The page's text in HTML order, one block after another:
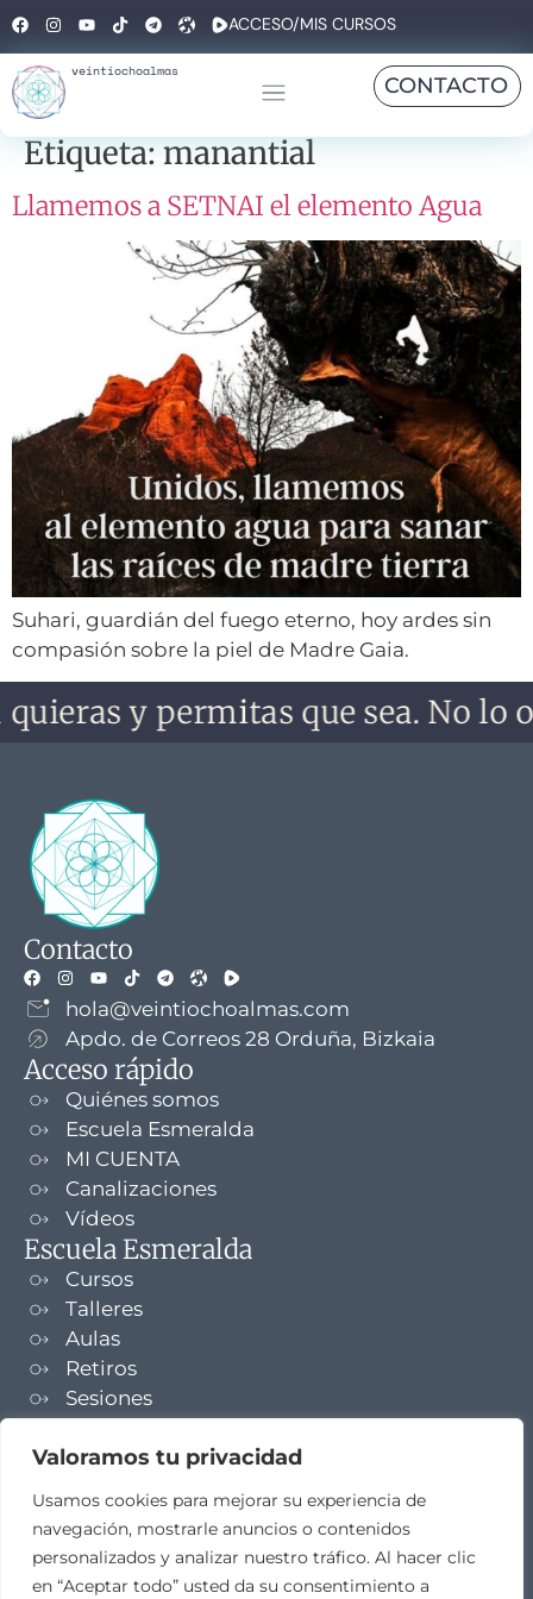
Valoramos tu privacidad
Usamos cookies para mejorar su experiencia de
navegación, mostrarle anuncios o contenidos
personalizados y analizar nuestro tráfico. Al hacer clic
en “Aceptar todo” usted da su consentimiento a
ACCESO/MIS CURSOS
veintiochoalmas
CONTACTO
Etiqueta:manantial
Llamemos a SETNAI el elemento Agua
Suhari, guardián del fuego eterno, hoy ardes sin
compasión sobre la piel de Madre Gaia.
y permitas que sea. No lo
Contacto
hola@veintiochoalmas.com
Apdo. de Correos 28 Orduña, Bizkaia
Acceso rápido
Quiénes somos
Escuela Esmeralda
MI CUENTA
Canalizaciones
Vídeos
Escuela Esmeralda
Cursos
Talleres
Aulas
Retiros
Sesiones
NEWSLETTER
TELEGRAM